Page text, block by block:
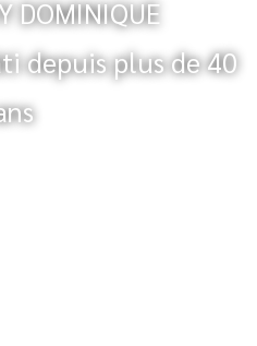
DOMINIQUE
depuis plus de 40